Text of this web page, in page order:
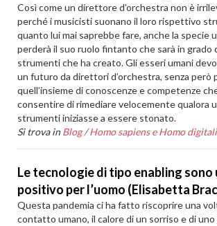
Così come un direttore d’orchestra non è
perché i musicisti suonano il loro rispettivo
quanto lui mai saprebbe fare, anche la specie
perderà il suo ruolo fintanto che sarà in grado
strumenti che ha creato. Gli esseri umani
un futuro da direttori d’orchestra, senza però
quell’insieme di conoscenze e competenze
consentire di rimediare velocemente qualora
strumenti iniziasse a essere stonato.
Si trova in Blog /Homo sapiens e Homo
Le tecnologie di tipo enabling
positivo per l’uomo (Elisabetta
Questa pandemia ci ha fatto riscoprire una
contatto umano, il calore di un sorriso e di uno